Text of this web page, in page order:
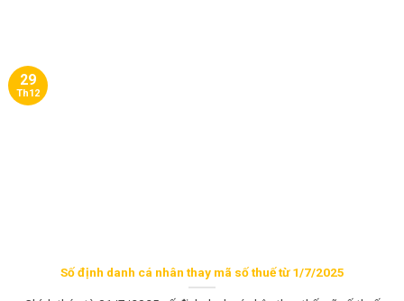
Số định danh cá nhân thay mã số thuế từ 1/7/2025
29
Th12